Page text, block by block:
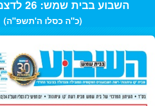
השבוע בבית שמש: 26 לדצמבר 2024
(כ"ה כסלו ה'תשפ"ה)